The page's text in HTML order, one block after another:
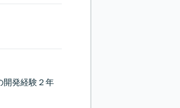
開発経験２年